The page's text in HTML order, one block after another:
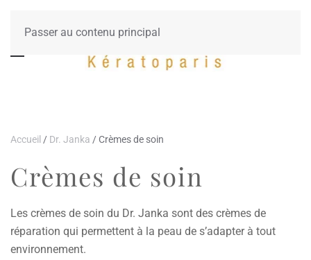
Passer au contenu principal
Accueil / Dr. Janka / Crèmes de soin
Crèmes de soin
Les crèmes de soin du Dr. Janka sont des crèmes de
réparation qui permettent à la peau de s’adapter à tout
environnement.